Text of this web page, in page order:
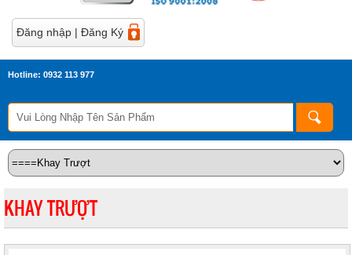
Đăng nhập | Đăng Ký
Hotline: 0932 113 977
KHAY TRƯỢT